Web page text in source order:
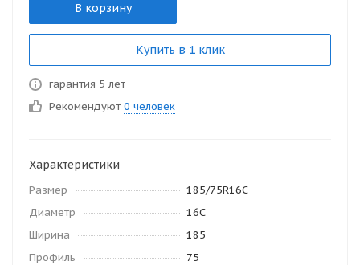
В корзину
Купить в 1 клик
гарантия 5 лет
Рекомендуют 0 человек
Характеристики
Размер
185/75R16C
Диаметр
16С
Ширина
185
Профиль
75